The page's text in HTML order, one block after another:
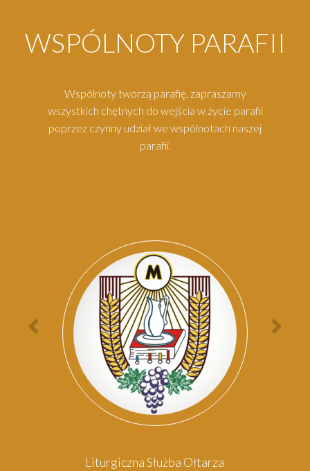
WSPÓLNOTY PARAFII
Wspólnoty tworzą parafię, zapraszamy
wszystkich chętnych do wejścia w życie parafii
poprzez czynny udział we wspólnotach naszej
parafii.
Poprzednia
osoba
Liturgiczna Służba Ołtarza